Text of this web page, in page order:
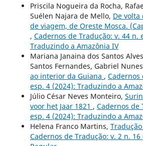
Priscila Nogueira da Rocha,
Suélen Najara de Mello, De volta
de viagem, de Oreste Mosca.
, Cadernos de Tradução: v. 44 n.
Traduzindo a Amazônia IV
Mariana Janaina dos Santos
Santos Fernandes, Gabriel
ao interior da Guiana , Cadernos
esp. 4 (2024): Traduzindo a
Júlio César Neves Monteiro,
voor het Jaar 1821 , Cadernos de
esp. 4 (2024): Traduzindo a
Helena Franco Martins,
Cadernos de Tradução: v. 2 n. 16